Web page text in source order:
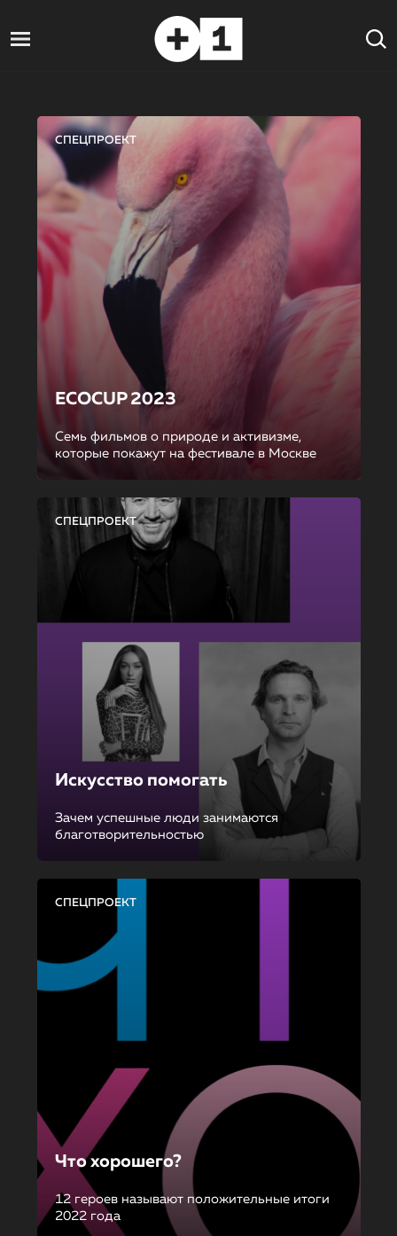
СПЕЦПРОЕКТ
ECOCUP 2023
Семь фильмов о природе и активизме,
которые покажут на фестивале в Москве
СПЕЦПРОЕКТ
Искусство помогать
Зачем успешные люди занимаются
благотворительностью
СПЕЦПРОЕКТ
Что хорошего?
12 героев называют положительные итоги
2022 года